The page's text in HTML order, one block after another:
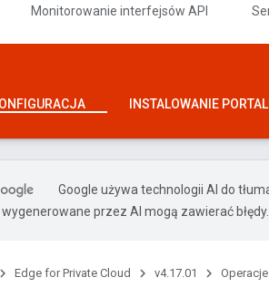
Monitorowanie interfejsów API
INSTALOWANIE
Google używa technologii AI do
przez AI mogą zawierać błędy.
Edge for Private Cloud v4.17.01